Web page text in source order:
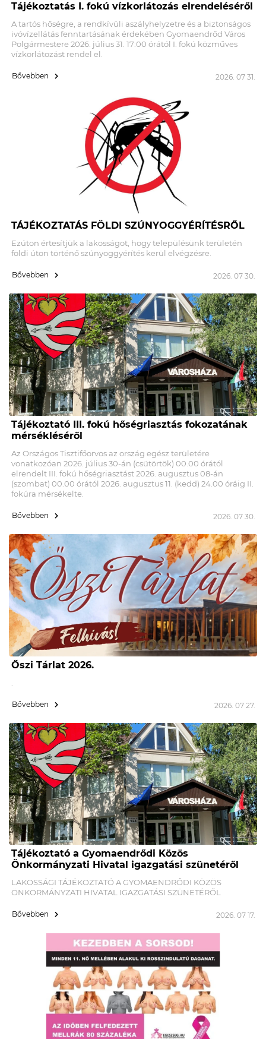
Tájékoztatás I. fokú vízkorlátozás elrendeléséről
A tartós hőségre, a rendkívüli aszályhelyzetre és a biztonságos
ivóvízellátás fenntartásának érdekében Gyomaendrőd Város
Polgármestere 2026. július 31. 17:00 órától I. fokú közműves
vízkorlátozást rendel el.
Bővebben 2026. 07 31.
TÁJÉKOZTATÁS FÖLDI SZÚNYOGGYÉRÍTÉSRŐL
Ezúton értesítjük a lakosságot, hogy településünk területén
földi úton történő szúnyoggyérítés kerül elvégzésre.
Bővebben 2026. 07 30.
Tájékoztató III. fokú hőségriasztás fokozatának
mérsékléséről
Az Országos Tisztifőorvos az ország egész területére
vonatkozóan 2026. július 30-án (csütörtök) 00.00 órától
elrendelt III. fokú hőségriasztást 2026. augusztus 08-án
(szombat) 00.00 órától 2026. augusztus 11. (kedd) 24.00 óráig II.
fokúra mérsékelte.
Bővebben 2026. 07 30.
Őszi Tárlat 2026.
Bővebben 2026. 07 27.
Tájékoztató a Gyomaendrődi Közös
Önkormányzati Hivatal igazgatási szünetéről
LAKOSSÁGI TÁJÉKOZTATÓ A GYOMAENDRŐDI KÖZÖS
ÖNKORMÁNYZATI HIVATAL IGAZGATÁSI SZÜNETÉRŐL
Bővebben 2026. 07 17.